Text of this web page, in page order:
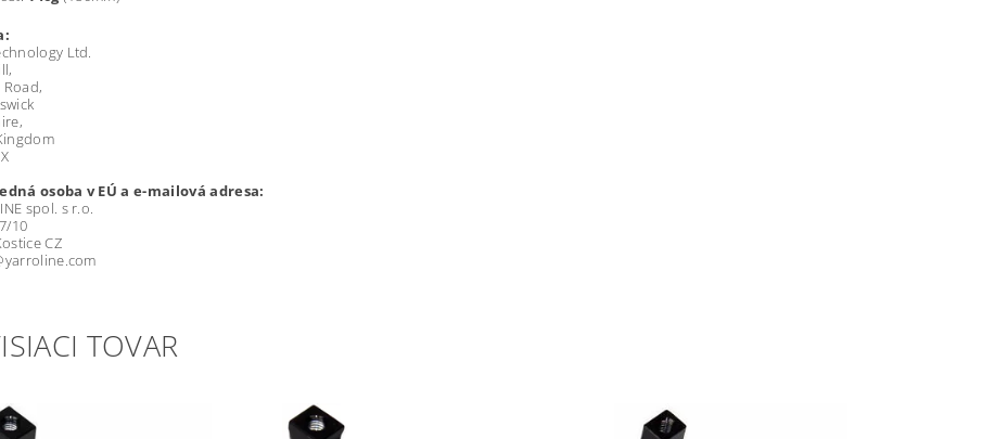
Ltd.
osoba v EÚ a e-mailová adresa:
spol. s r.o.
10
CZ
TOVAR